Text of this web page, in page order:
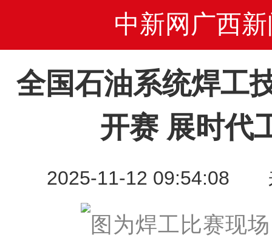
中新网广西新
全国石油系统焊工
开赛 展时代
2025-11-12 09:54:08